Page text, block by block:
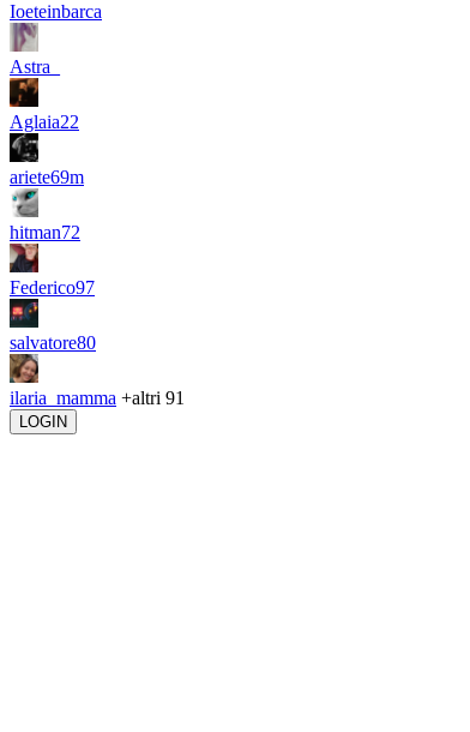
Ioeteinbarca
Astra_
Aglaia22
ariete69m
hitman72
Federico97
salvatore80
ilaria_mamma +altri 91
LOGIN